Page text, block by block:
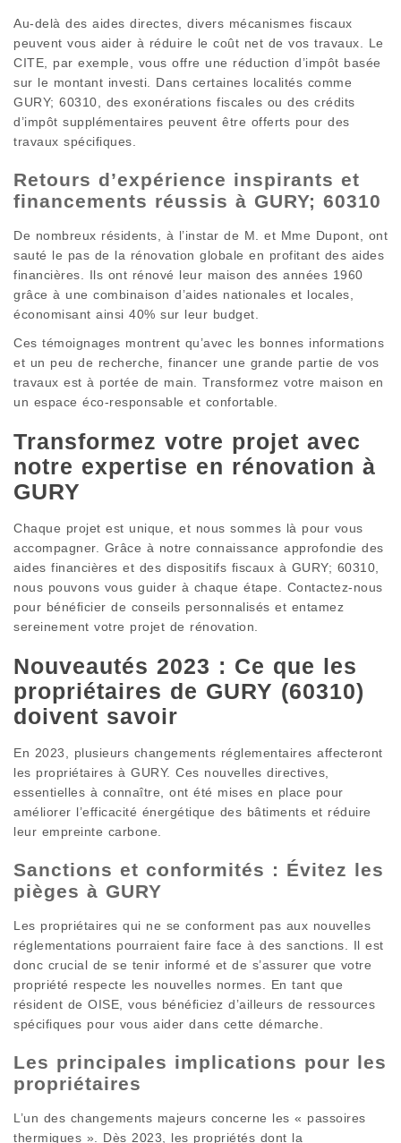
Au-delà des aides directes, divers mécanismes fiscaux
peuvent vous aider à réduire le coût net de vos travaux. Le
CITE, par exemple, vous offre une réduction d’impôt basée
sur le montant investi. Dans certaines localités comme
GURY; 60310, des exonérations fiscales ou des crédits
d’impôt supplémentaires peuvent être offerts pour des
travaux spécifiques.
Retours d’expérience inspirants et
financements réussis à GURY; 60310
De nombreux résidents, à l’instar de M. et Mme Dupont, ont
sauté le pas de la rénovation globale en profitant des aides
financières. Ils ont rénové leur maison des années 1960
grâce à une combinaison d’aides nationales et locales,
économisant ainsi 40% sur leur budget.
Ces témoignages montrent qu’avec les bonnes informations
et un peu de recherche, financer une grande partie de vos
travaux est à portée de main. Transformez votre maison en
un espace éco-responsable et confortable.
Transformez votre projet avec
notre expertise en rénovation à
GURY
Chaque projet est unique, et nous sommes là pour vous
accompagner. Grâce à notre connaissance approfondie des
aides financières et des dispositifs fiscaux à GURY; 60310,
nous pouvons vous guider à chaque étape. Contactez-nous
pour bénéficier de conseils personnalisés et entamez
sereinement votre projet de rénovation.
Nouveautés 2023 : Ce que les
propriétaires de GURY (60310)
doivent savoir
En 2023, plusieurs changements réglementaires affecteront
les propriétaires à GURY. Ces nouvelles directives,
essentielles à connaître, ont été mises en place pour
améliorer l’efficacité énergétique des bâtiments et réduire
leur empreinte carbone.
Sanctions et conformités : Évitez les
pièges à GURY
Les propriétaires qui ne se conforment pas aux nouvelles
réglementations pourraient faire face à des sanctions. Il est
donc crucial de se tenir informé et de s’assurer que votre
propriété respecte les nouvelles normes. En tant que
résident de OISE, vous bénéficiez d’ailleurs de ressources
spécifiques pour vous aider dans cette démarche.
Les principales implications pour les
propriétaires
L’un des changements majeurs concerne les « passoires
thermiques ». Dès 2023, les propriétés dont la